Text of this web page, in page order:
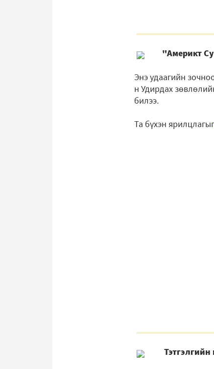
"Америкт
Энэ удаагийн
н Удирдах
билээ.
Та бүхэн ярилцлагыг
Тэтгэлгийн